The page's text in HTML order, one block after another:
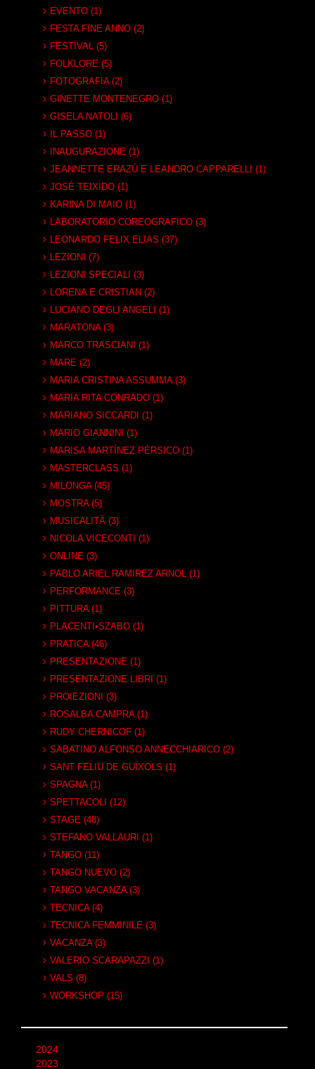
EVENTO (1)
FESTA FINE ANNO (2)
FESTIVAL (5)
FOLKLORE (5)
FOTOGRAFIA (2)
GINETTE MONTENEGRO (1)
GISELA NATOLI (6)
IL PASSO (1)
INAUGURAZIONE (1)
JEANNETTE ERAZÚ E LEANDRO CAPPARELLI (1)
JOSÉ TEIXIDO (1)
KARINA DI MAIO (1)
LABORATORIO COREOGRAFICO (3)
LEONARDO FELIX ELIAS (37)
LEZIONI (7)
LEZIONI SPECIALI (3)
LORENA E CRISTIAN (2)
LUCIANO DEGLI ANGELI (1)
MARATONA (3)
MARCO TRASCIANI (1)
MARE (2)
MARIA CRISTINA ASSUMMA (3)
MARIA RITA CONRADO (1)
MARIANO SICCARDI (1)
MARIO GIANNINI (1)
MARISA MARTÍNEZ PÉRSICO (1)
MASTERCLASS (1)
MILONGA (45)
MOSTRA (5)
MUSICALITÀ (3)
NICOLA VICECONTI (1)
ONLINE (3)
PABLO ARIEL RAMIREZ ARNOL (1)
PERFORMANCE (3)
PITTURA (1)
PLACENTI•SZABO (1)
PRATICA (46)
PRESENTAZIONE (1)
PRESENTAZIONE LIBRI (1)
PROIEZIONI (3)
ROSALBA CAMPRA (1)
RUDY CHERNICOF (1)
SABATINO ALFONSO ANNECCHIARICO (2)
SANT FELIU DE GUÍXOLS (1)
SPAGNA (1)
SPETTACOLI (12)
STAGE (48)
STEFANO VALLAURI (1)
TANGO (11)
TANGO NUEVO (2)
TANGO VACANZA (3)
TECNICA (4)
TECNICA FEMMINILE (3)
VACANZA (3)
VALERIO SCARAPAZZI (1)
VALS (8)
WORKSHOP (15)
2024
2023